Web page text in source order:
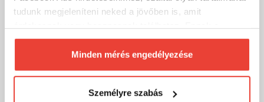
tudunk megjeleníteni neked a jövőben is, amit
biztosításához arra kérünk, hogy engedd meg
számunkra minden mérés használatát.
Természetesensoha semmilyen formában nem fogunk
megváltoztathatod a döntésed ezzel kapcsolatban.
Minden mérés engedélyezése
Személyre szabás
Eurostar Multimesh Wels 3,20m 150-300g